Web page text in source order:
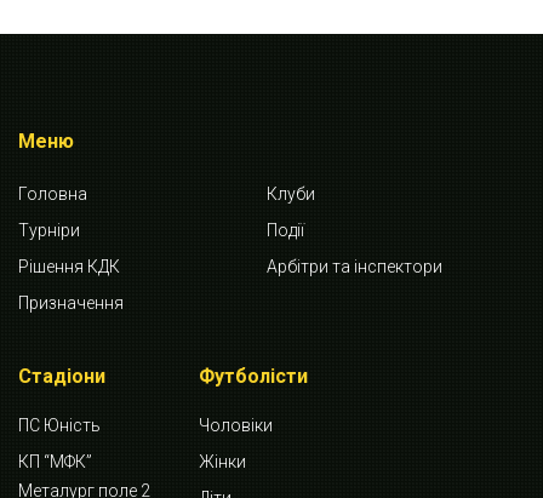
Меню
Головна
Клуби
Турніри
Події
Рішення КДК
Арбітри та інспектори
Призначення
Стадіони
ПС Юність
КП “МФК”
Металург поле 2
Футболісти
Чоловіки
Жінки